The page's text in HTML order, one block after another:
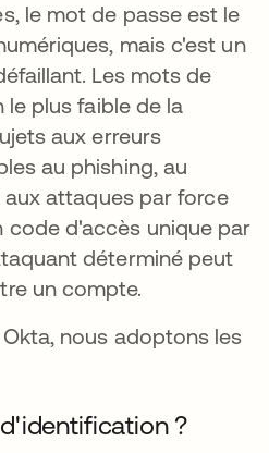
le mot de passe est le
mais c'est un
Les mots de
le plus faible de la
aux erreurs
au phishing, au
attaques par force
code d'accès unique par
déterminé peut
un compte.
nous adoptons les
?